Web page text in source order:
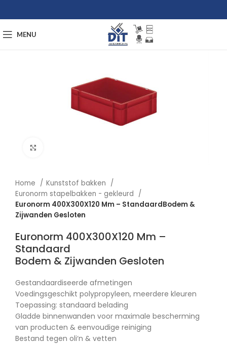
MENU
Home
Kunststof bakken
Euronorm stapelbakken - gekleurd
Euronorm 400X300X120 Mm – StandaardBodem &
Zijwanden Gesloten
Euronorm 400X300X120 Mm –
Standaard
Bodem & Zijwanden Gesloten
Gestandaardiseerde afmetingen
Voedingsgeschikt polypropyleen, meerdere kleuren
Toepassing: standaard belading
Gladde binnenwanden voor maximale bescherming
van producten & eenvoudige reiniging
Bestand tegen oli‘n & vetten